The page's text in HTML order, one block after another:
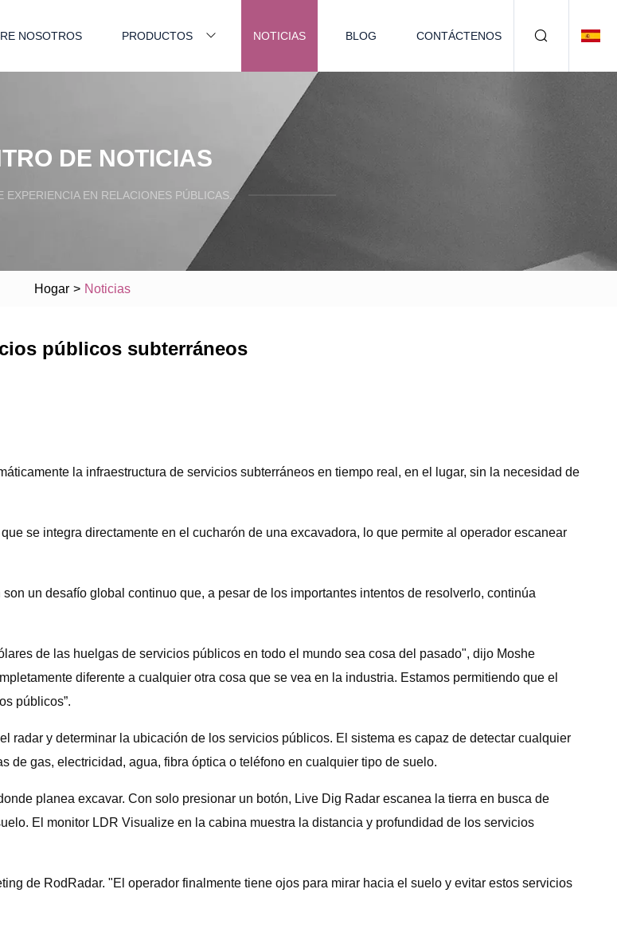
NOSOTROS PRODUCTOS NOTICIAS BLOG CONTÁCTENOS
DE NOTICIAS
EXPERIENCIA EN RELACIONES PÚBLICAS.
Hogar > Noticias
públicos subterráneos
la infraestructura de servicios subterráneos en tiempo real, en el lugar, sin la necesidad de
se integra directamente en el cucharón de una excavadora, lo que permite al operador escanear
un desafío global continuo que, a pesar de los importantes intentos de resolverlo, continúa
de las huelgas de servicios públicos en todo el mundo sea cosa del pasado", dijo Moshe
diferente a cualquier otra cosa que se vea en la industria. Estamos permitiendo que el
públicos”.
radar y determinar la ubicación de los servicios públicos. El sistema es capaz de detectar cualquier
gas, electricidad, agua, fibra óptica o teléfono en cualquier tipo de suelo.
planea excavar. Con solo presionar un botón, Live Dig Radar escanea la tierra en busca de
El monitor LDR Visualize en la cabina muestra la distancia y profundidad de los servicios
de RodRadar. "El operador finalmente tiene ojos para mirar hacia el suelo y evitar estos servicios